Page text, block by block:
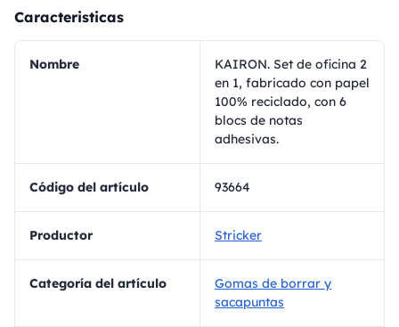
Caracteristicas
Nombre
KAIRON. Set de oficina 2
en 1, fabricado con papel
100% reciclado, con 6
blocs de notas
adhesivas.
Código del artículo 93664
Productor Stricker
Categoría del artículo
Gomas de borrar y
sacapuntas